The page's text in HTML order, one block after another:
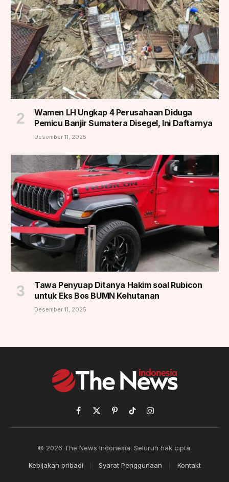
Wamen LH Ungkap 4 Perusahaan Diduga
Pemicu Banjir Sumatera Disegel, Ini Daftarnya
Desember 11, 2025
Tawa Penyuap Ditanya Hakim soal Rubicon
untuk Eks Bos BUMN Kehutanan
Desember 11, 2025
Facebook
X
(Twitter)
PinterestTikTokInstagram
© 2026 The News Indonesia. Seluruh hak cipta.
Kebijakan pribadi Syarat Penggunaan Kontakt